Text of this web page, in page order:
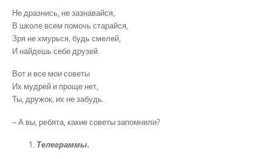
Не дразнись, не зазнавайся,
В школе всем помочь старайся,
Зря не хмурься, будь смелей,
И найдешь себе друзей.
Вот и все мои советы
Их мудрей и проще нет,
Ты, дружок, их не забудь.
– А вы, ребята, какие советы запомнили?
Телеграммы.